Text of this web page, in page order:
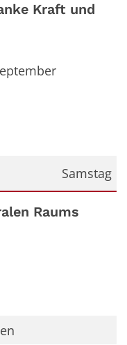
Kraft und
Samstag
Raums